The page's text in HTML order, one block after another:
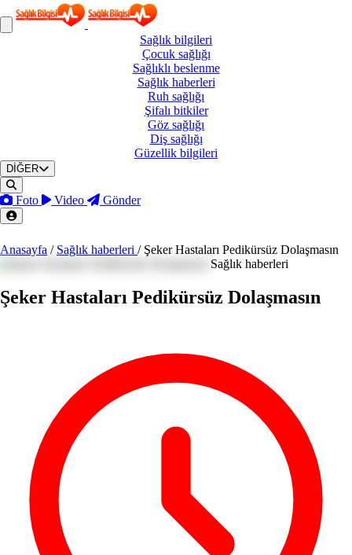
Sağlık bilgileri
Çocuk sağlığı
Sağlıklı beslenme
Sağlık haberleri
Ruh sağlığı
Şifalı bitkiler
Göz sağlığı
Diş sağlığı
Güzellik bilgileri
DİĞER
Foto Video Gönder
Anasayfa / Sağlık haberleri / Şeker Hastaları Pedikürsüz Dolaşmasın
Sağlık haberleri
Şeker Hastaları Pedikürsüz Dolaşmasın